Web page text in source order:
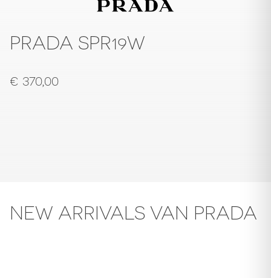
PRADA SPR19W
€ 370,00
NEW ARRIVALS VAN PRADA